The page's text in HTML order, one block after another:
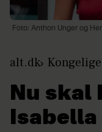
Foto: Anthon Unger og
alt.dk Kongelige
Nu skal
Isabella